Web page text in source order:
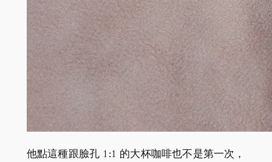
他點這種跟臉孔 1:1 的大杯咖啡也不是第一次，